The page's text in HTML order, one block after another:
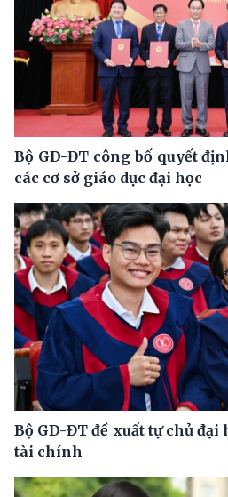
Bộ GD-ĐT công bố quyết
các cơ sở giáo dục đại học
Bộ GD-ĐT đề xuất tự chủ
tài chính